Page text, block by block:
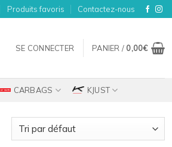
Produits favoris Contactez-nous
SE CONNECTER PANIER / 0,00€
CARBAGS KJUST